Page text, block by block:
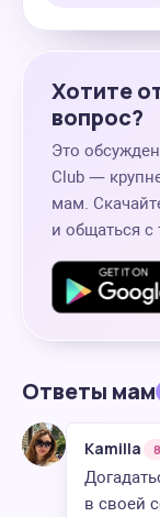
Хотите
вопрос?
Это
Club —
мам.
и общаться
Ответы мам
Kamilla
в своей